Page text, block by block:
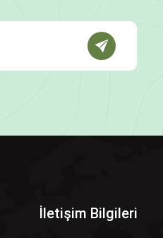
İletişim Bilgileri